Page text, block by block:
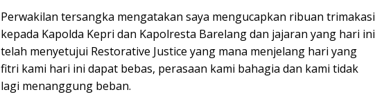
Perwakilan tersangka mengatakan saya mengucapkan ribuan trimakasi
kepada Kapolda Kepri dan Kapolresta Barelang dan jajaran yang hari ini
telah menyetujui Restorative Justice yang mana menjelang hari yang
fitri kami hari ini dapat bebas, perasaan kami bahagia dan kami tidak
lagi menanggung beban.